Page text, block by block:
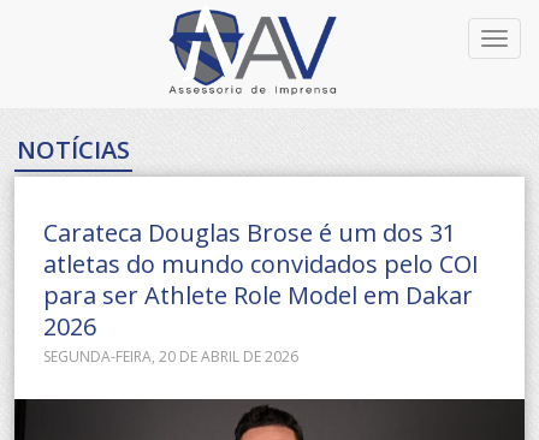
NOTÍCIAS
Carateca Douglas Brose é um dos 31
atletas do mundo convidados pelo COI
para ser Athlete Role Model em Dakar
2026
SEGUNDA-FEIRA, 20 DE ABRIL DE 2026